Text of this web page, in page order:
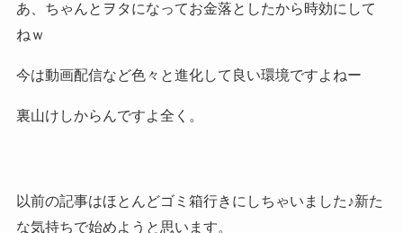
あ、ちゃんとヲタになってお金落としたから時効にして
ねｗ
今は動画配信など色々と進化して良い環境ですよねー
裏山けしからんですよ全く。
以前の記事はほとんどゴミ箱行きにしちゃいました♪新た
な気持ちで始めようと思います。